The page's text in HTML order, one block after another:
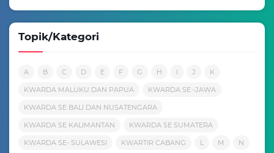
Topik/Kategori
A B C D E F G H I J K
KWARDA MALUKU DAN PAPUA KWARDA SE -JAWA
KWARDA SE BALI DAN NUSATENGARA
KWARDA SE KALIMANTAN KWARDA SE SUMATERA
KWARDA SE- SULAWESI KWARTIR CABANG L M N